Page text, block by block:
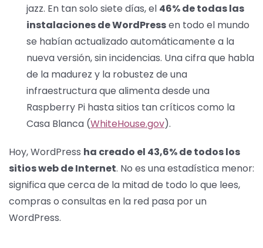
jazz. En tan solo siete días, el 46% de todas las
instalaciones de WordPressen todo el mundo
se habían actualizado automáticamente a la
nueva versión, sin incidencias. Una cifra que habla
de la madurez y la robustez de una
infraestructura que alimenta desde una
Raspberry Pi hasta sitios tan críticos como la
Casa Blanca (WhiteHouse.gov).
Hoy, WordPress ha creado el 43,6% de todos los
sitios web de Internet. No es una estadística menor:
significa que cerca de la mitad de todo lo que lees,
compras o consultas en la red pasa por un
WordPress.